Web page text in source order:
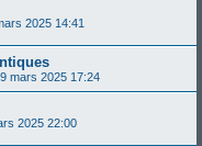
2025 14:41
mars 2025 17:24
2025 22:00